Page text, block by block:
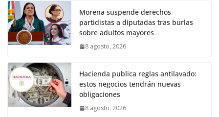
Morena suspende derechos
partidistas a diputadas tras burlas
sobre adultos mayores
8 agosto, 2026
Hacienda publica reglas antilavado:
estos negocios tendrán nuevas
obligaciones
8 agosto, 2026